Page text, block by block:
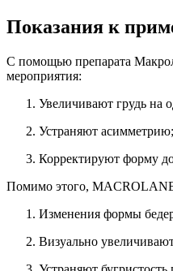
Показания к
С помощью препарата
мероприятия:
Увеличивают грудь на
Устраняют асимметрию;
Корректируют форму
Помимо этого,
Изменения формы
Визуально